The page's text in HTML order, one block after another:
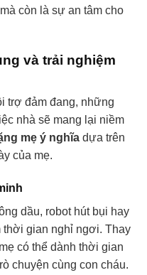
còn là sự an tâm cho
và trải nghiệm
trợ đảm đang, những
nhà sẽ mang lại niềm
mẹ ý nghĩa dựa trên
của mẹ.
dầu, robot hút bụi hay
thời gian nghỉ ngơi. Thay
có thể dành thời gian
chuyện cùng con cháu.